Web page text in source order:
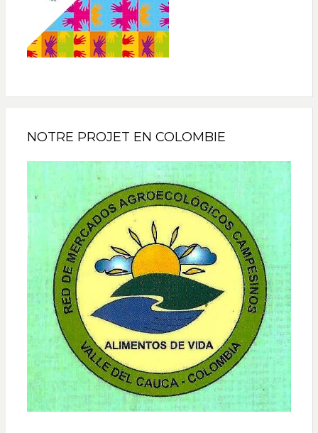
NOTRE PROJET EN COLOMBIE